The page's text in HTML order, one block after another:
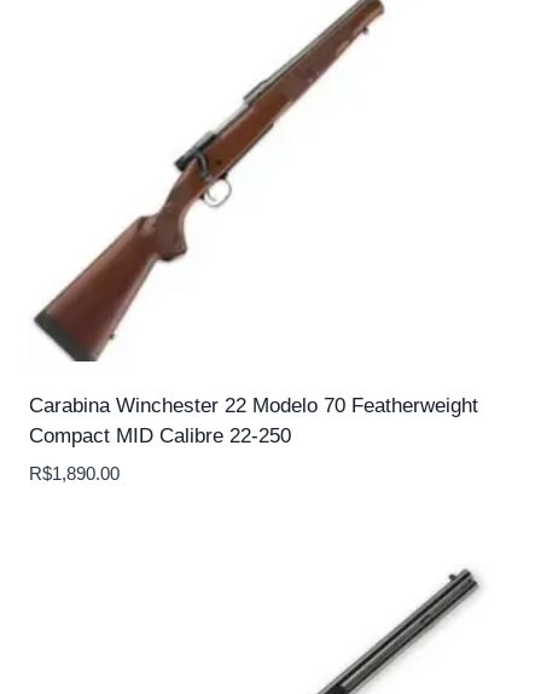
Carabina Winchester 22 Modelo 70 Featherweight
Compact MID Calibre 22-250
R$1,890.00